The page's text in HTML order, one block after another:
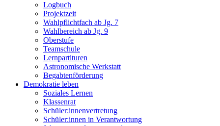
Logbuch
Projektzeit
Wahlpflichtfach ab Jg. 7
Wahlbereich ab Jg. 9
Oberstufe
Teamschule
Lernpartituren
Astronomische Werkstatt
Begabtenförderung
Demokratie leben
Soziales Lernen
Klassenrat
Schüler:innenvertretung
Schüler:innen in Verantwortung